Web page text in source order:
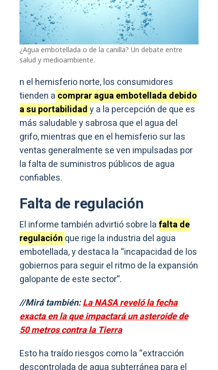
¿Agua embotellada o de la canilla? Un debate entre
salud y medioambiente.
n el hemisferio norte, los consumidores
tienden a comprar agua embotellada debido
a su portabilidady a la percepción de que es
más saludable y sabrosa que el agua del
grifo, mientras que en el hemisferio sur las
ventas generalmente se ven impulsadas por
la falta de suministros públicos de agua
confiables.
Falta de regulación
El informe también advirtió sobre lafalta de
regulación que rige la industria del agua
embotellada, y destaca la “incapacidad de los
gobiernos para seguir el ritmo de la expansión
galopante de este sector”.
//Mirá también:La NASA reveló la fecha
exacta en la que impactará un asteroide de
50 metros contra la Tierra
Esto ha traído riesgos como la “extracción